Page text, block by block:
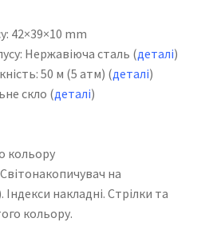
42×39×10 mm
Нержавіюча сталь (деталі)
50 м (5 атм) (деталі)
скло (деталі)
кольору
на
Індекси накладні. Стрілки та
кольору.